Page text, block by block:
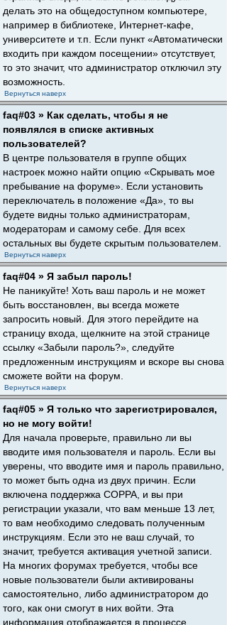
делать это на общедоступном компьютере,
например в библиотеке, Интернет-кафе,
университете и т.п. Если пункт «Автоматически
входить при каждом посещении» отсутствует,
то это значит, что администратор отключил эту
возможность.
Вернуться наверх
faq#03 » Как сделать, чтобы я не
появлялся в списке активных
пользователей?
В центре пользователя в группе общих
настроек можно найти опцию «Скрывать мое
пребывание на форуме». Если установить
переключатель в положение «Да», то вы
будете видны только администраторам,
модераторам и самому себе. Для всех
остальных вы будете скрытым пользователем.
Вернуться наверх
faq#04 » Я забыл пароль!
Не паникуйте! Хоть ваш пароль и не может
быть восстановлен, вы всегда можете
запросить новый. Для этого перейдите на
страницу входа, щелкните на этой странице
ссылку «Забыли пароль?», следуйте
предложенным инструкциям и вскоре вы снова
сможете войти на форум.
Вернуться наверх
faq#05 » Я только что зарегистрировался,
но не могу войти!
Для начала проверьте, правильно ли вы
вводите имя пользователя и пароль. Если вы
уверены, что вводите имя и пароль правильно,
то может быть одна из двух причин. Если
включена поддержка COPPA, и вы при
регистрации указали, что вам меньше 13 лет,
то вам необходимо следовать полученным
инструкциям. Если это не ваш случай, то
значит, требуется активация учетной записи.
На многих форумах требуется, чтобы все
новые пользователи были активированы
самостоятельно, либо администратором до
того, как они смогут в них войти. Эта
информация отображается в процессе